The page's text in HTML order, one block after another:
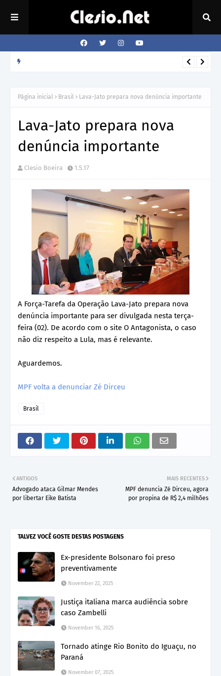
Página inicial Brasil Lava-Jato prepara nova denúncia importante
Lava-Jato prepara nova
denúncia importante
Clesio Boeira 1.5.17
A Força-Tarefa da Operação Lava-Jato prepara nova
denúncia importante para ser divulgada nesta terça-
feira (02). De acordo com o site O Antagonista, o caso
não diz respeito a Lula, mas é relevante.
Aguardemos.
MPF volta a denunciar Zé Dirceu
Brasil
MAIS RECENTES
MPF denuncia Zé Dirceu, agora
por propina de R$ 2,4 milhões
ANTIGOS
Advogado ataca Gilmar Mendes
por libertar Eike Batista
TALVEZ VOCÊ GOSTE DESTAS POSTAGENS
Ex-presidente Bolsonaro foi preso
preventivamente
November 22, 2025
Justiça italiana marca audiência sobre
caso Zambelli
November 16, 2025
Tornado atinge Rio Bonito do Iguaçu, no
Paraná
November 07, 2025